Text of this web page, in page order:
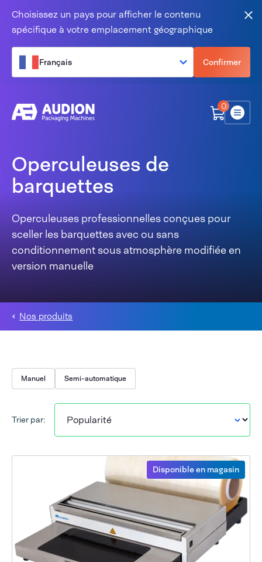
Choisissez un pays pour afficher le contenu
spécifique à votre emplacement géographique
Français Confirmer
0
Menu
Operculeuses de
barquettes
Operculeuses professionnelles conçues pour
sceller les barquettes avec ou sans
conditionnement sous atmosphère modifiée en
version manuelle
Nos produits
Manuel Semi-automatique
Trier par:
Disponible en magasin